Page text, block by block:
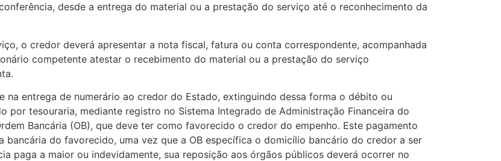
desde a entrega do material ou a prestação do serviço até o reconhecimento da
o credor deverá apresentar a nota fiscal, fatura ou conta correspondente, acompanhada
competente atestar o recebimento do material ou a prestação do serviço
na entrega de numerário ao credor do Estado, extinguindo dessa forma o débito ou
por tesouraria, mediante registro no Sistema Integrado de Administração Financeira do
Bancária (OB), que deve ter como favorecido o credor do empenho. Este pagamento
do favorecido, uma vez que a OB específica o domicílio bancário do credor a ser
paga a maior ou indevidamente, sua reposição aos órgãos públicos deverá ocorrer no